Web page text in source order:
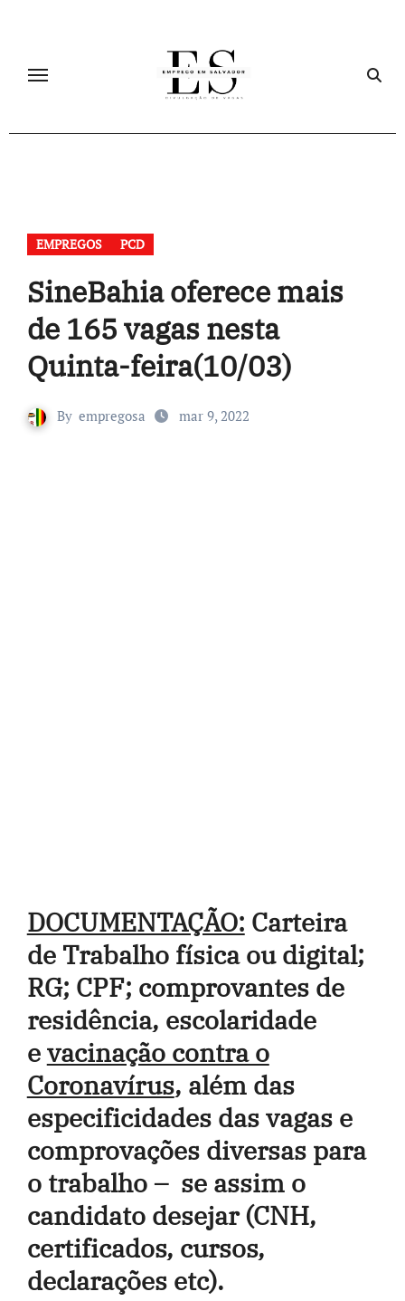
EMPREGOS PCD
SineBahia oferece mais
de 165 vagas nesta
Quinta-feira(10/03)
By empregosa mar 9, 2022
DOCUMENTAÇÃO: Carteira
de Trabalho física ou digital;
RG; CPF; comprovantes de
residência, escolaridade
evacinação contra o
Coronavírus, além das
especificidades das vagas e
comprovações diversas para
o trabalho – se assim o
candidato desejar (CNH,
certificados, cursos,
declarações etc).